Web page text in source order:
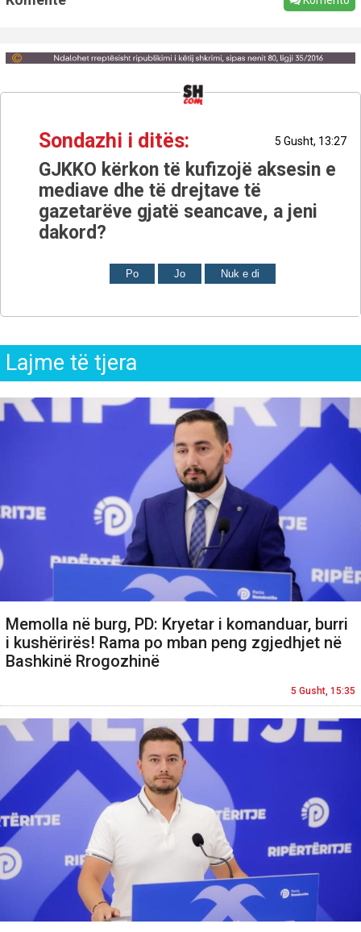
Sondazhi i ditës: 5 Gusht, 13:27
GJKKO kërkon të kufizojë aksesin e
mediave dhe të drejtave të
gazetarëve gjatë seancave, a jeni
dakord?
Po Jo Nuk e di
Lajme të tjera
Memolla në burg, PD: Kryetar i komanduar, burri
i kushërirës! Rama po mban peng zgjedhjet në
Bashkinë Rrogozhinë
5 Gusht, 15:35